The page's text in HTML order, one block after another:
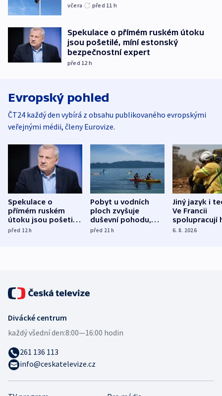
včera před 11 h
Spekulace o přímém ruském útoku
jsou pošetilé, míní estonský
bezpečnostní expert
před 12 h
Evropský pohled
ČT24 každý den vybírá z obsahu publikovaného evropskými
veřejnými médii, členy Eurovize.
Spekulace o
přímém ruském
útoku jsou pošetilé,
míní estonský
před 12h
Pobyt u vodních
ploch zvyšuje
duševní pohodu,
ukázala
před 21h
Jiný jazyk i
Ve Francii
spolupracují
různých zemí
6. 8. 2026
Divácké centrum
každý všední den:8:00—16:00 hodin
261 136 113
info@ceskatelevize.cz